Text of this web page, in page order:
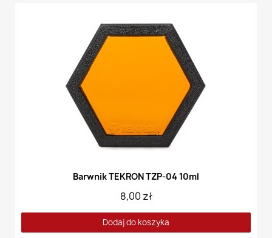
Barwnik TEKRON TZP-04 10ml
8,00 zł
Dodaj do koszyka